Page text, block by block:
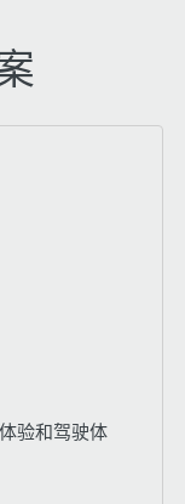
验和驾驶体